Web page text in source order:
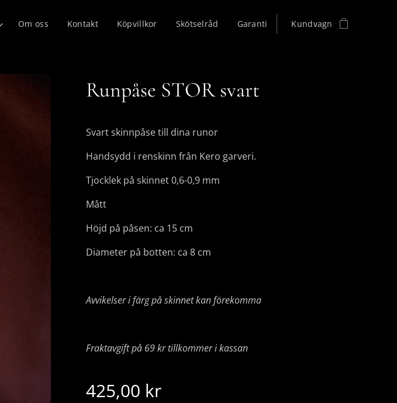
Om oss Kontakt Köpvillkor Skötselråd Garanti Kundvagn
Runpåse STOR svart
Svart skinnpåse till dina runor
Handsydd i renskinn från Kero garveri.
Tjocklek på skinnet 0,6-0,9 mm
Mått
Höjd på påsen: ca 15 cm
Diameter på botten: ca 8 cm
Avvikelser i färg på skinnet kan förekomma
Fraktavgift på 69 kr tillkommer i kassan
425,00 kr